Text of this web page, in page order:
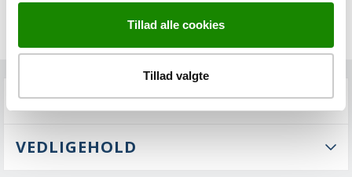
Tillad alle cookies
Tillad valgte
FAQS
VEDLIGEHOLD